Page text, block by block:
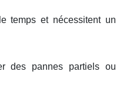
temps et nécessitent un
des pannes partiels ou